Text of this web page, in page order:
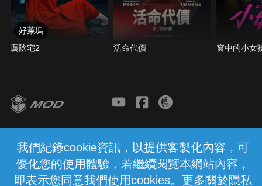
我們紀錄cookie資訊，以提供客製化內容，可
優化您的使用體驗，若繼續閱覽本網站內容，
即表示您同意我們使用cookies。更多關於隱私
好萊塢
厲陰宅2
活命代價 窗中的小女
中華電信股份有限公司個人家庭分公司
(統一編號：96979949) © 2026